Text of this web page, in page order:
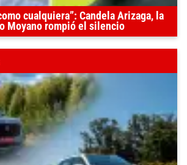
cualquiera”: Candela Arizaga, la
Moyano rompió el silencio